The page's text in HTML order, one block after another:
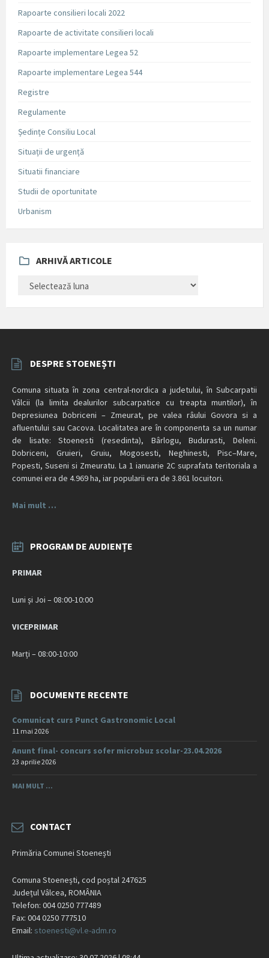
Rapoarte consilieri locali 2022
Rapoarte de activitate consilieri locali
Rapoarte implementare Legea 52
Rapoarte implementare Legea 544
Registre
Regulamente
Ședințe Consiliu Local
Situații de urgență
Situatii financiare
Studii de oportunitate
Urbanism
ARHIVĂ ARTICOLE
ARTICOLE
DESPRE STOENEȘTI
Comuna situata în zona central-nordica a judetului, în Subcarpatii
Vâlcii (la limita dealurilor subcarpatice cu treapta muntilor), în
Depresiunea Dobriceni – Zmeurat, pe valea râului Govora si a
afluentului sau Cacova. Localitatea are în componenta sa un numar
de lisate: Stoenesti (resedinta), Bârlogu, Budurasti, Deleni.
Dobriceni, Gruieri, Gruiu, Mogosesti, Neghinesti, Pisc–Mare,
Popesti, Suseni si Zmeuratu. La 1 ianuarie 2C suprafata teritoriala a
comunei era de 4.969 ha, iar popularii era de 3.861 locuitori.
Mai mult …
PROGRAM DE AUDIENȚE
PRIMAR
Luni și Joi – 08:00-10:00
VICEPRIMAR
Marți – 08:00-10:00
DOCUMENTE RECENTE
Comunicat curs Punct Gastronomic Local
11 mai 2026
Anunt final- concurs sofer microbuz scolar-23.04.2026
23 aprilie 2026
MAI MULT ...
CONTACT
Primăria Comunei Stoenești
Comuna Stoenești, cod poștal 247625
Județul Vâlcea, ROMÂNIA
Telefon: 004 0250 777489
Fax: 004 0250 777510
Email: stoenesti@vl.e-adm.ro